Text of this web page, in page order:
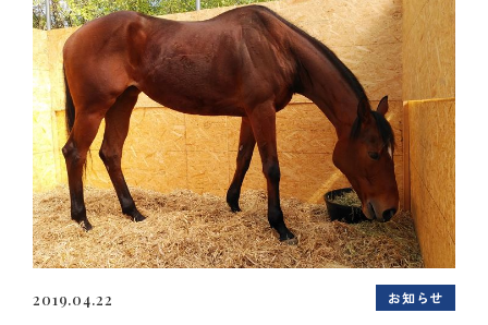
2019.04.22 お知らせ